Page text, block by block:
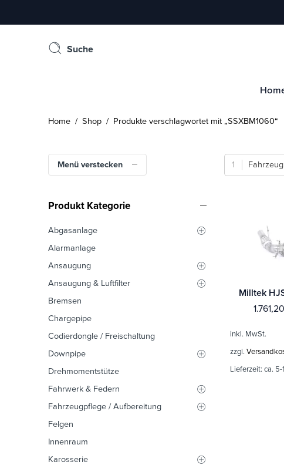
Suche
Home / Shop / Produkte verschlagwortet mit „SSXBM1060“
Menü verstecken
1.761,20
inkl. MwSt.
zzgl.
Lieferzeit: ca. 5-
Produkt Kategorie
Abgasanlage
Alarmanlage
Ansaugung
Ansaugung & Luftfilter
Bremsen
Chargepipe
Codierdongle / Freischaltung
Downpipe
Drehmomentstütze
Fahrwerk & Federn
Fahrzeugpflege / Aufbereitung
Felgen
Innenraum
Karosserie